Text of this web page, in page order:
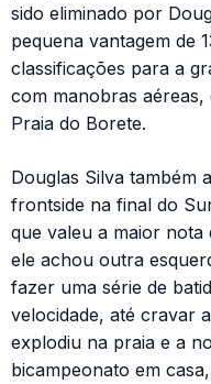
sido eliminado por
pequena vantagem de
classificações para a
com manobras aéreas,
Praia do Borete.
Douglas Silva também
frontside na final do
que valeu a maior nota
ele achou outra
fazer uma série de
velocidade, até cravar
explodiu na praia e a
bicampeonato em